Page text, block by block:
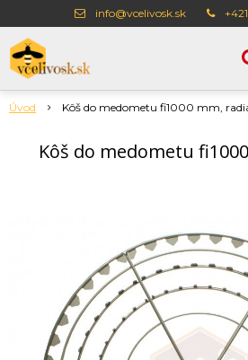
info@vcelivosk.sk
Úvod Kôš do medometu fi1000 mm,
Kôš do medometu